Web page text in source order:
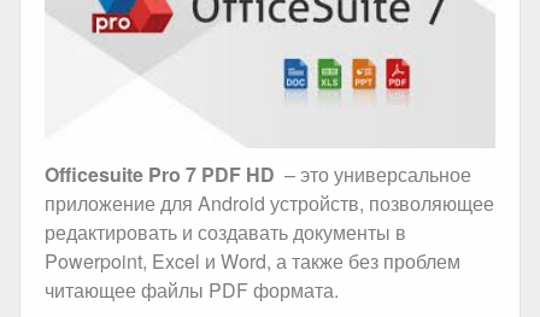
Officesuite Pro 7 PDF HD – это универсальное
приложение для Android устройств, позволяющее
редактировать и создавать документы в
Powerpoint, Excel и Word, а также без проблем
читающее файлы PDF формата.